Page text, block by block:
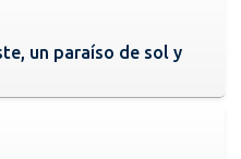
un paraíso de sol y